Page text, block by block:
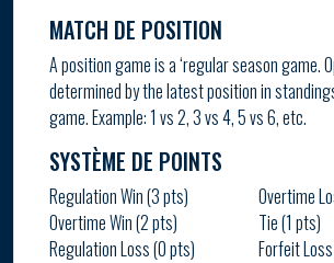
MATCH DE POSITION
A position game is a ‘regular season game.
determined by the latest position in
game. Example: 1 vs 2, 3 vs 4, 5 vs 6, etc.
SYSTÈME DE POINTS
Regulation Win (3 pts)
Overtime Win (2 pts)
Regulation Loss (0 pts)
Overtime
Tie (1 pts)
Forfeit